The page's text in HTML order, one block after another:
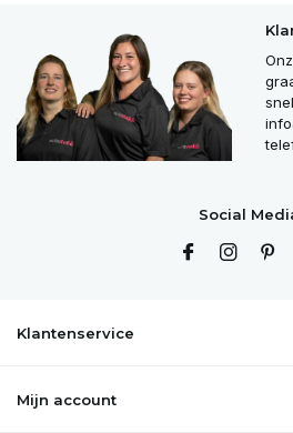
Social
Klantenservice
Mijn account